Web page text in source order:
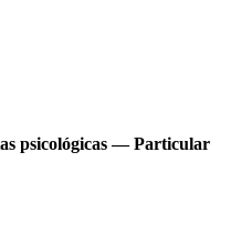
psicológicas — Particular